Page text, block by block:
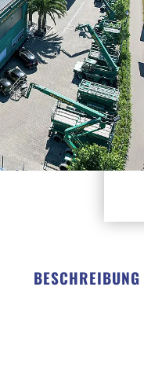
BESCHREIBUNG